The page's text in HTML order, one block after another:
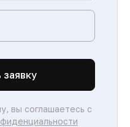
заявку
вы соглашаетесь с